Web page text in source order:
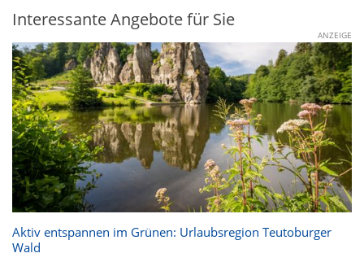
Interessante Angebote für Sie
ANZEIGE
Aktiv entspannen im Grünen: Urlaubsregion Teutoburger
Wald